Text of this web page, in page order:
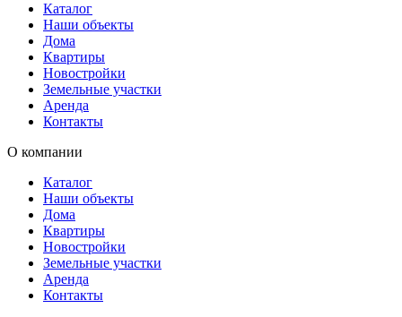
Каталог
Наши объекты
Дома
Квартиры
Новостройки
Земельные участки
Аренда
Контакты
О компании
Каталог
Наши объекты
Дома
Квартиры
Новостройки
Земельные участки
Аренда
Контакты